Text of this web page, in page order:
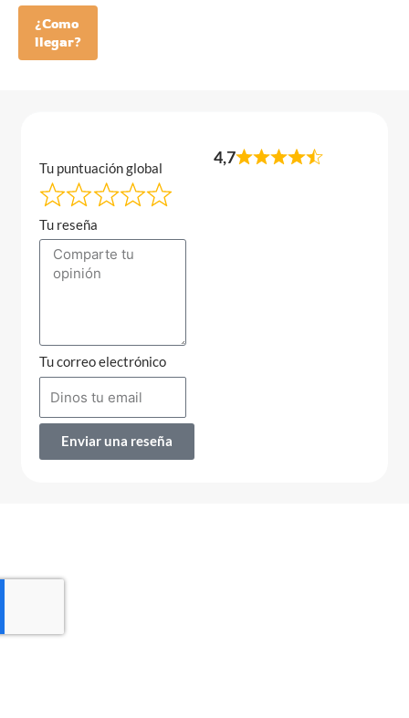
¿Como
llegar?
Tu puntuación global
Tu reseña
Tu correo electrónico
Enviar una reseña
4,7